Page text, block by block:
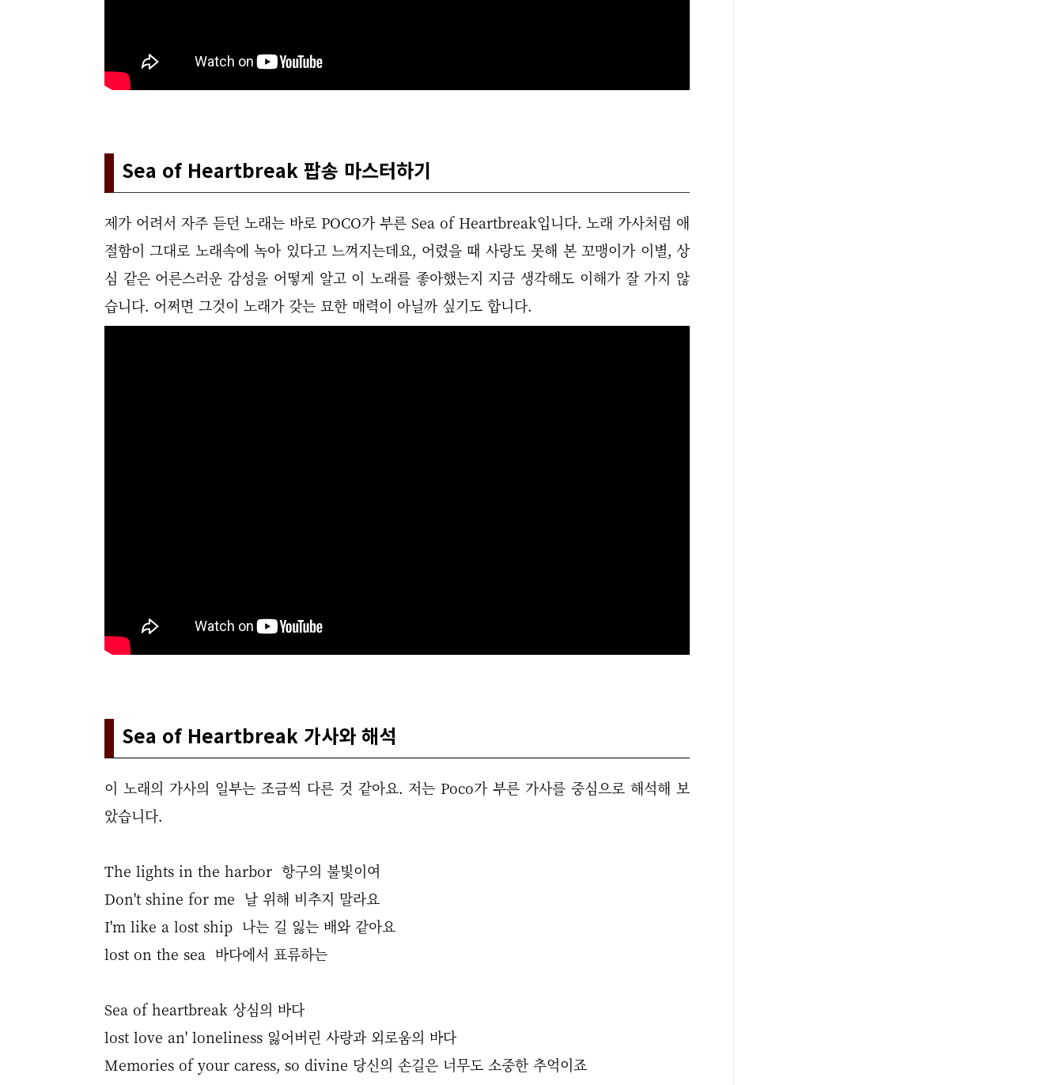
Sea of Heartbreak 팝송 마스터하기
제가 어려서 자주 듣던 노래는 바로 POCO가 부른 Sea of Heartbreak입니다. 노래 가사처럼 애
절함이 그대로 노래속에 녹아 있다고 느껴지는데요, 어렸을 때 사랑도 못해 본 꼬맹이가 이별, 상
심 같은 어른스러운 감성을 어떻게 알고 이 노래를 좋아했는지 지금 생각해도 이해가 잘 가지 않
습니다. 어쩌면 그것이 노래가 갖는 묘한 매력이 아닐까 싶기도 합니다.
Sea of Heartbreak 가사와 해석
이 노래의 가사의 일부는 조금씩 다른 것 같아요. 저는 Poco가 부른 가사를 중심으로 해석해 보
았습니다.
The lights in the harbor 항구의 불빛이여
Don't shine for me 날 위해 비추지 말라요
I'm like a lost ship 나는 길 잃는 배와 같아요
lost on the sea 바다에서 표류하는
Sea of heartbreak 상심의 바다
lost love an' loneliness 잃어버린 사랑과 외로움의 바다
Memories of your caress, so divine 당신의 손길은 너무도 소중한 추억이죠